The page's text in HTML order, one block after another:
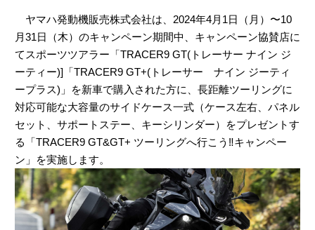
ヤマハ発動機販売株式会社は、2024年4月1日（月）〜10
月31日（木）のキャンペーン期間中、キャンペーン協賛店に
てスポーツツアラー「TRACER9 GT(トレーサー ナイン ジ
ーティー)]「TRACER9 GT+(トレーサー ナイン ジーティ
ープラス)」を新車で購入された方に、長距離ツーリングに
対応可能な大容量のサイドケース一式（ケース左右、パネル
セット、サポートステー、キーシリンダー）をプレゼントす
る「TRACER9 GT&GT+ ツーリングへ行こう‼キャンペー
ン」を実施します。